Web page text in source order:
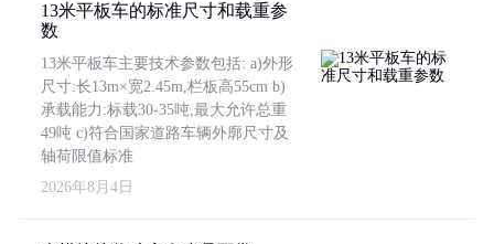
13米平板车的标准尺寸和载重参
数
13米平板车主要技术参数包括: a)外形
尺寸:长13m×宽2.45m,栏板高55cm b)
承载能力:标载30-35吨,最大允许总重
49吨 c)符合国家道路车辆外廓尺寸及
轴荷限值标准
2026年8月4日